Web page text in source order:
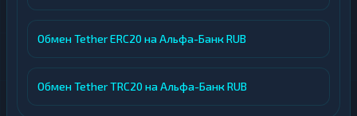
Обмен Tether ERC20 на Альфа-Банк RUB
Обмен Tether TRC20 на Альфа-Банк RUB